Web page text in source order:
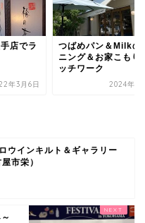
のモー
りでパ
年9月11日
無印でお菓子＆スタ
おかげ庵でモーニン
2024年3
ウインキルト＆ギャラリー
市栄）